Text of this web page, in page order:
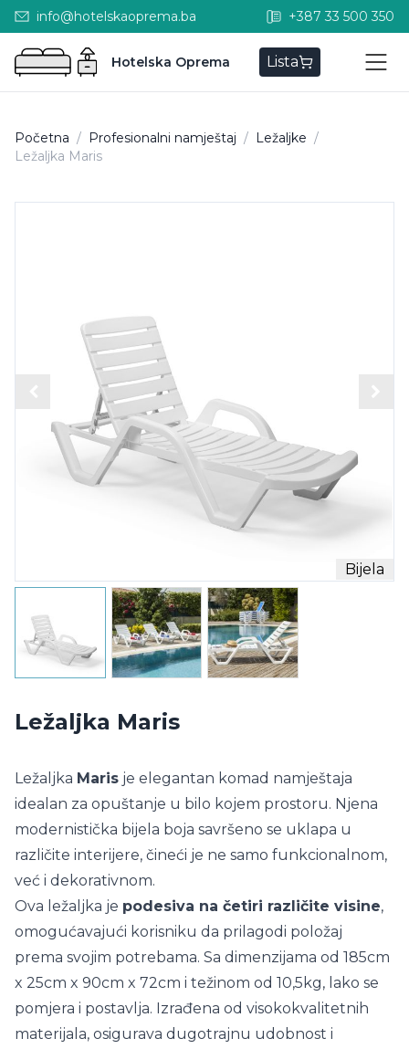
info@hotelskaoprema.ba +387 33 500 350
Hotelska Oprema Lista
Početna / Profesionalni namještaj / Ležaljke /
Ležaljka Maris
Bijela
Ležaljka Maris
Ležaljka Maris je elegantan komad namještaja
idealan za opuštanje u bilo kojem prostoru. Njena
modernistička bijela boja savršeno se uklapa u
različite interijere, čineći je ne samo funkcionalnom,
već i dekorativnom.
Ova ležaljka je podesiva na četiri različite visine,
omogućavajući korisniku da prilagodi položaj
prema svojim potrebama. Sa dimenzijama od 185cm
x 25cm x 90cm x 72cm i težinom od 10,5kg, lako se
pomjera i postavlja. Izrađena od visokokvalitetnih
materijala, osigurava dugotrajnu udobnost i